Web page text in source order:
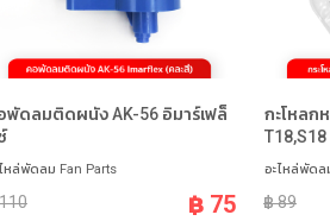
พัดลมติดผนัง AK-56 อิมาร์เฟล็
หล่พัดลม Fan Parts
฿ 75
กะโหลก
T18,S18
อะไหล่พัดล
฿ 89